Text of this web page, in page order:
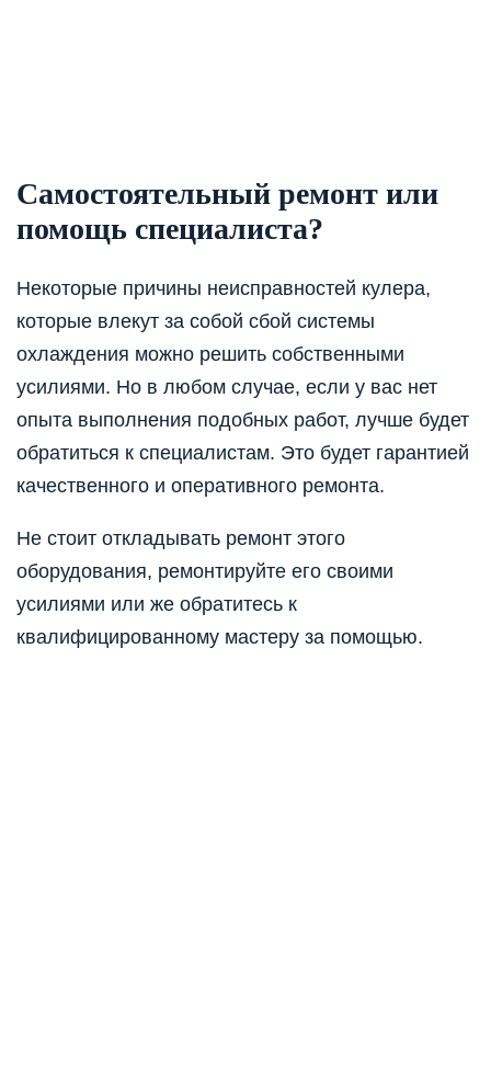
Самостоятельный ремонт или
помощь специалиста?
Некоторые причины неисправностей кулера,
которые влекут за собой сбой системы
охлаждения можно решить собственными
усилиями. Но в любом случае, если у вас нет
опыта выполнения подобных работ, лучше будет
обратиться к специалистам. Это будет гарантией
качественного и оперативного ремонта.
Не стоит откладывать ремонт этого
оборудования, ремонтируйте его своими
усилиями или же обратитесь к
квалифицированному мастеру за помощью.